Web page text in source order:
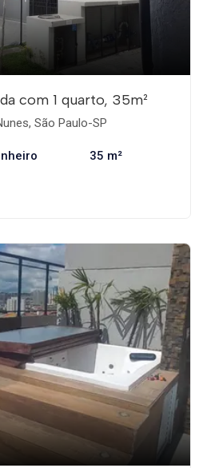
com 1 quarto, 35m²
São Paulo-SP
35 m²